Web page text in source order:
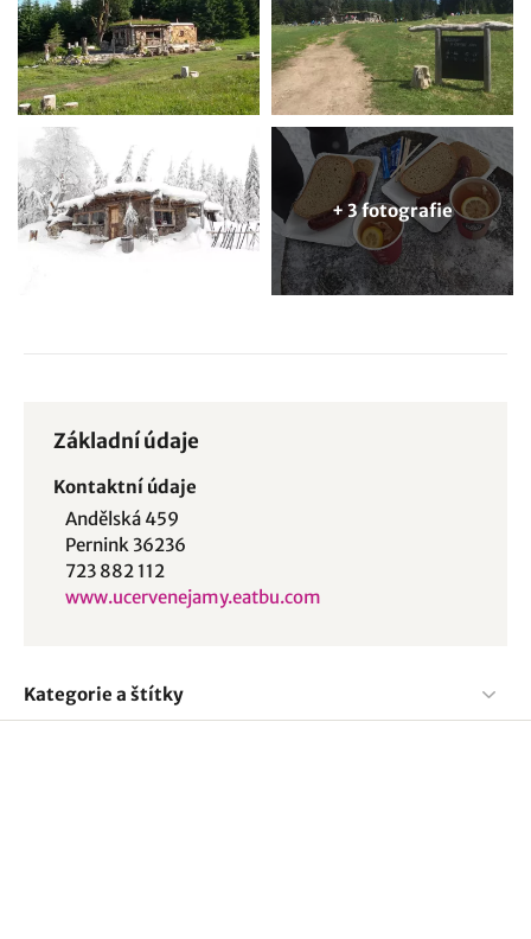
+ 3 fotografie
Základní údaje
Kontaktní údaje
Andělská 459
Pernink 36236
723 882 112
www.ucervenejamy.eatbu.com
Kategorie a štítky